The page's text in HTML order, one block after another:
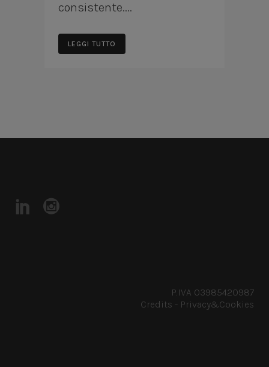
consistente....
LEGGI TUTTO
P.IVA 03985420987
Credits - Privacy&Cookies